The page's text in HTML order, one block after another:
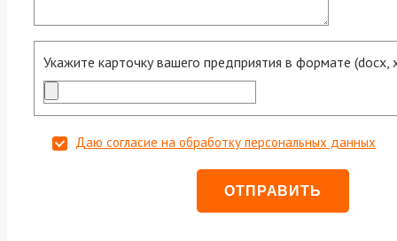
Укажите карточку вашего предприятия в формате (docx,
Даю согласие на обработку персональных данных